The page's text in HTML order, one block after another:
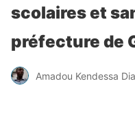
scolaires et
préfecture de
Amadou Kendessa